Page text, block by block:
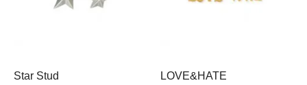
Star Stud
LOVE&HATE